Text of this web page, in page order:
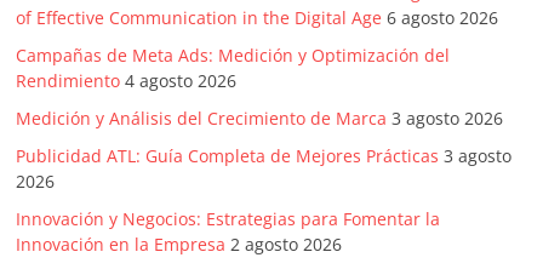
Noticias
de
Actualidad
y
of Effective Communication in the Digital Age 6 agosto 2026
Campañas de Meta Ads: Medición y Optimización del
Rendimiento 4 agosto 2026
Medición y Análisis del Crecimiento de Marca 3 agosto 2026
Publicidad ATL: Guía Completa de Mejores Prácticas 3 agosto
2026
Innovación y Negocios: Estrategias para Fomentar la
Innovación en la Empresa 2 agosto 2026